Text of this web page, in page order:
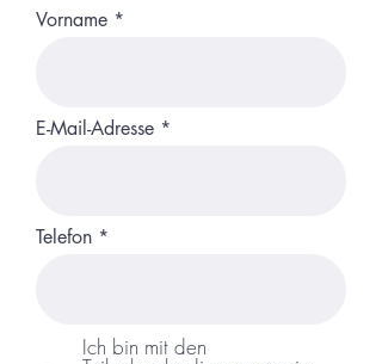
Vorname
E-Mail-Adresse
Telefon
Ich bin mit den